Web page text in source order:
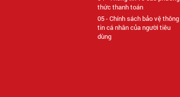
thức thanh toán
05 - Chính sách bảo vệ thông
tin cá nhân của người tiêu
dùng